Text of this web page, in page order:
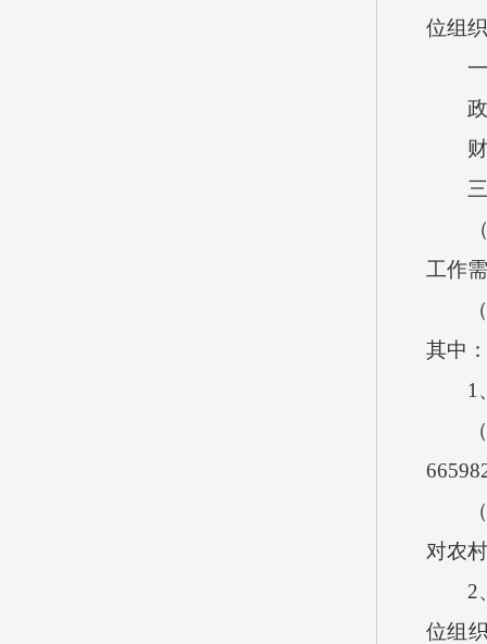
位组
一般
政府
财政
三
（一
工作
（二
其中：
1、
（1
（2
对农
2、
位组